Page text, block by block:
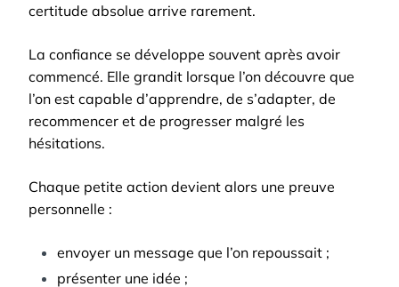
certitude absolue arrive rarement.
La confiance se développe souvent après avoir
commencé. Elle grandit lorsque l’on découvre que
l’on est capable d’apprendre, de s’adapter, de
recommencer et de progresser malgré les
hésitations.
Chaque petite action devient alors une preuve
personnelle :
envoyer un message que l’on repoussait ;
présenter une idée ;